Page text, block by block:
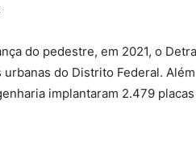
do pedestre, em 2021, o
do Distrito Federal.
implantaram 2.479